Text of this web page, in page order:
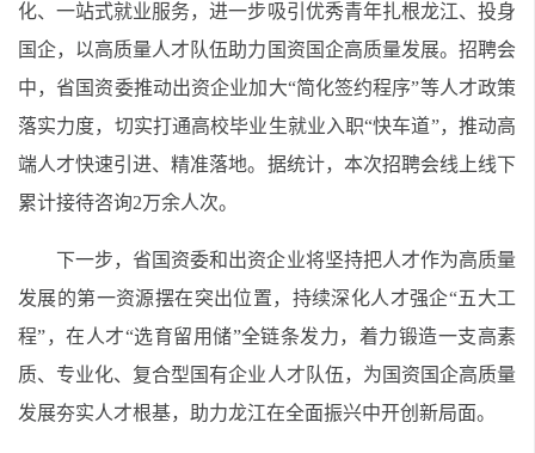
化、一站式就业服务，进一步吸引优秀青年扎根龙江、投身
国企，以高质量人才队伍助力国资国企高质量发展。招聘会
中，省国资委推动出资企业加大“简化签约程序”等人才政策
落实力度，切实打通高校毕业生就业入职“快车道”，推动高
端人才快速引进、精准落地。据统计，本次招聘会线上线下
累计接待咨询2万余人次。
下一步，省国资委和出资企业将坚持把人才作为高质量
发展的第一资源摆在突出位置，持续深化人才强企“五大工
程”，在人才“选育留用储”全链条发力，着力锻造一支高素
质、专业化、复合型国有企业人才队伍，为国资国企高质量
发展夯实人才根基，助力龙江在全面振兴中开创新局面。